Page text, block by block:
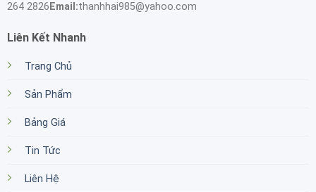
264 2826 Email:thanhhai985@yahoo.com
Liên Kết Nhanh
Trang Chủ
Sản Phẩm
Bảng Giá
Tin Tức
Liên Hệ